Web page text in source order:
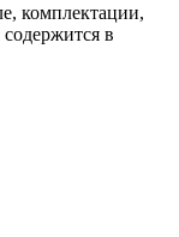
комплектации,
в